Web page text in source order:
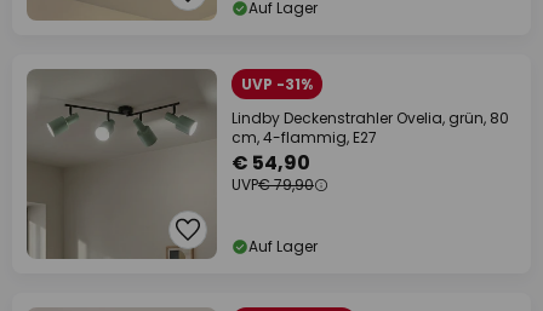
Auf Lager
UVP -31%
Lindby Deckenstrahler Ovelia, grün, 80
cm, 4-flammig, E27
€ 54,90
UVP€ 79,90
Auf Lager